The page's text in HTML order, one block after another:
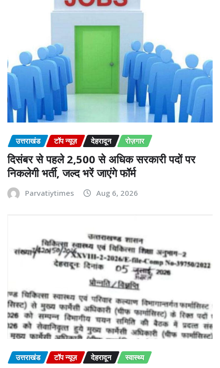
उत्तराखंड टॉप न्यूज़ देहरादून रोज़गार
दिसंबर से पहले 2,500 से अधिक सरकारी पदों पर
निकलेगी भर्ती, जल्द भरें जाएंगे फॉर्म
Parvatiytimes Aug 6, 2026
उत्तराखंड टॉप न्यूज़ देहरादून स्वास्थ्य